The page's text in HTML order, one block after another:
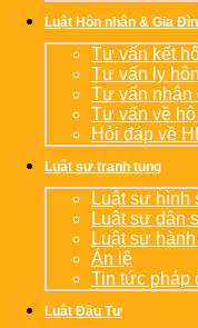
Luật Hôn nhân & Gia
Tư vấn kết
Tư vấn ly hôn
Tư vấn nhận
Tư vấn về
Hỏi đáp về
Luật sư tranh tụng
Luật sư hình
Luật sư dân
Luật sư
Án lệ
Tin tức pháp
Luật Đầu Tư